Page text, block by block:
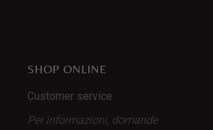
SHOP ONLINE
Customer service
Per informazioni, domande